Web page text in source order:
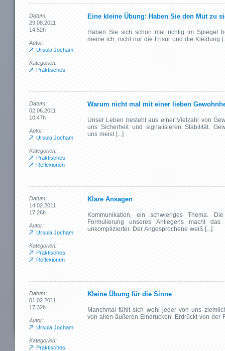
Datum:
29.08.2011
14:52h
Autor:
Ursula Jocham
Kategorien:
Praktisches
Eine kleine Übung: Haben Sie den Mut zu
Haben Sie sich schon mal richtig im Spiegel
meine ich, nicht nur die Frisur und die Kleidung
Datum:
02.06.2011
10:47h
Autor:
Ursula Jocham
Kategorien:
Praktisches
Reflexionen
Warum nicht mal mit einer lieben
Unser Leben besteht aus einer Vielzahl von
uns Sicherheit und signalisieren Stabilität.
uns meist [...]
Datum:
14.02.2011
17:26h
Autor:
Ursula Jocham
Kategorien:
Praktisches
Reflexionen
Klare Ansagen
Kommunikation, ein schwieriges Thema.
Formulierung unseres Anliegens macht
unkomplizierter. Der Angesprochene weiß [...]
Datum:
01.02.2011
17:32h
Autor:
Ursula Jocham
Kategorien:
Praktisches
Kleine Übung für die Sinne
Manchmal fühlt sich wohl jeder von uns
von allen äußeren Eindrücken. Erdrückt von der